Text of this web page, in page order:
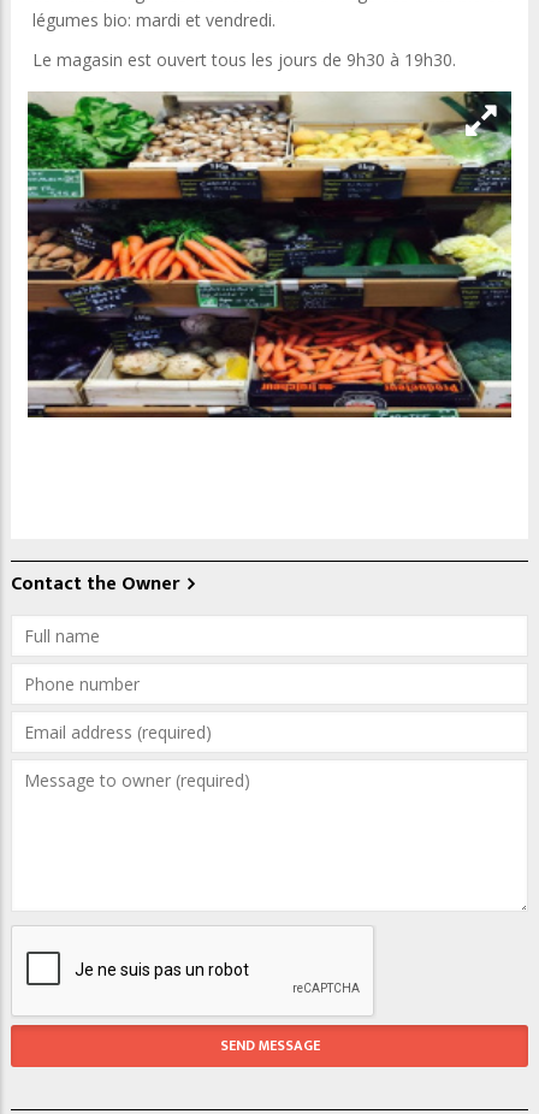
légumes bio: mardi et vendredi.
Le magasin est ouvert tous les jours de 9h30 à 19h30.
Contact the Owner